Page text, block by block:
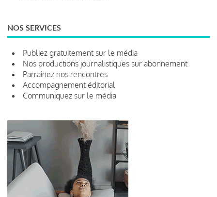
NOS SERVICES
Publiez gratuitement sur le média
Nos productions journalistiques sur abonnement
Parrainez nos rencontres
Accompagnement éditorial
Communiquez sur le média